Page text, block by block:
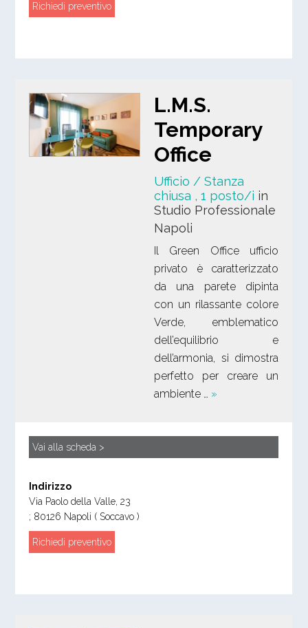
Richiedi preventivo
L.M.S.
Temporary
Office
Ufficio / Stanza
chiusa , 1 posto/i in
Studio Professionale
Napoli
Il Green Office ufficio
privato è caratterizzato
da una parete dipinta
con un rilassante colore
Verde, emblematico
dell’equilibrio e
dell’armonia, si dimostra
perfetto per creare un
ambiente … »
Vai alla scheda >
Indirizzo
Via Paolo della Valle, 23
; 80126 Napoli ( Soccavo )
Richiedi preventivo